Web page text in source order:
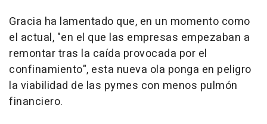
Gracia ha lamentado que, en un momento como
el actual, "en el que las empresas empezaban a
remontar tras la caída provocada por el
confinamiento", esta nueva ola ponga en peligro
la viabilidad de las pymes con menos pulmón
financiero.